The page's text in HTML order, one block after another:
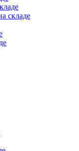
складе